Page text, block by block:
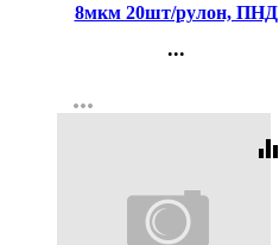
8мкм 20шт/рулон, ПНД
...
Регистрация
more_horiz
equalizer